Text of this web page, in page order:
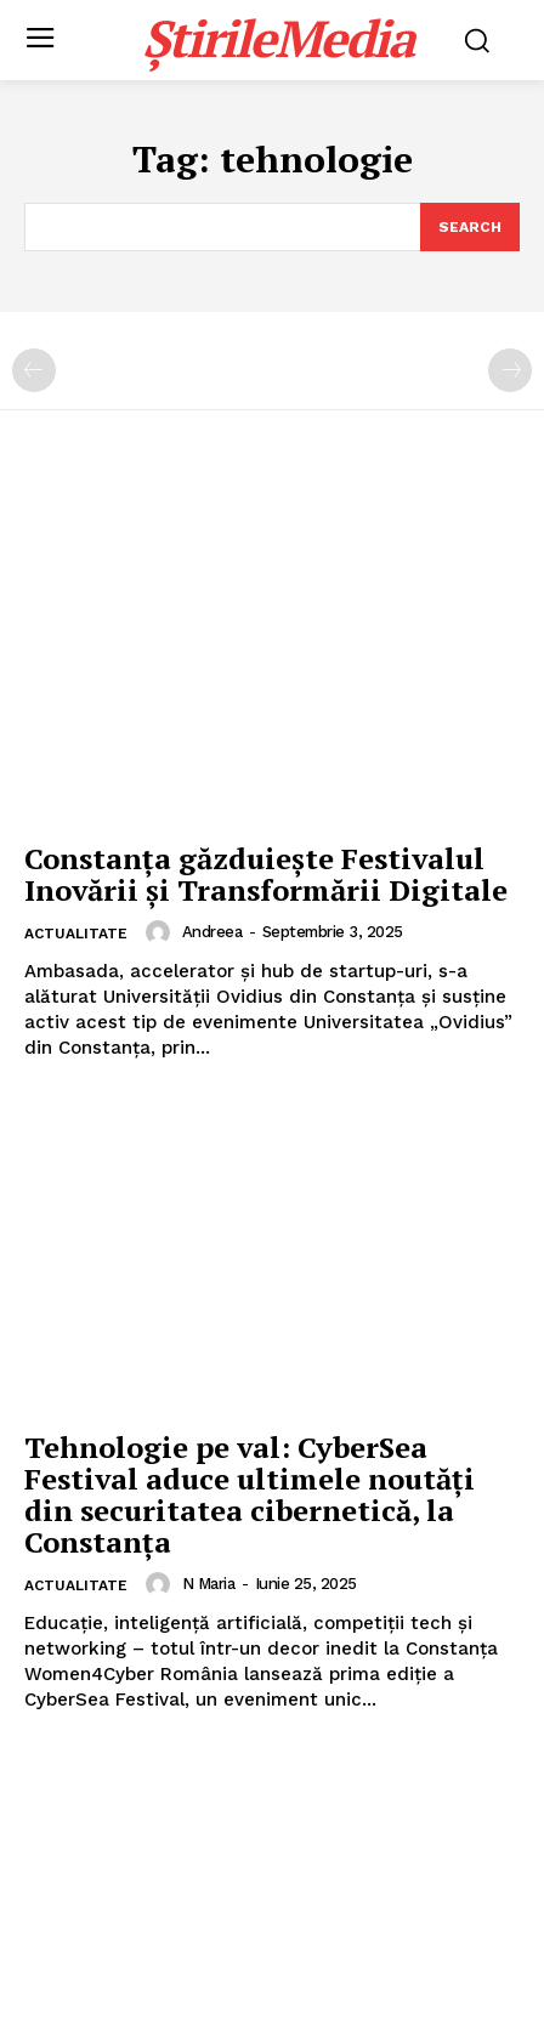
ȘtirileMedia
Tag: tehnologie
SEARCH
Constanța găzduiește Festivalul
Inovării și Transformării Digitale
ACTUALITATE Andreea - Septembrie 3, 2025
Ambasada, accelerator și hub de startup-uri, s-a
alăturat Universității Ovidius din Constanța și susține
activ acest tip de evenimente Universitatea „Ovidius”
din Constanța, prin...
Tehnologie pe val: CyberSea
Festival aduce ultimele noutăţi
din securitatea cibernetică, la
Constanţa
ACTUALITATE N Maria - Iunie 25, 2025
Educație, inteligență artificială, competiții tech și
networking – totul într-un decor inedit la Constanța
Women4Cyber România lansează prima ediție a
CyberSea Festival, un eveniment unic...